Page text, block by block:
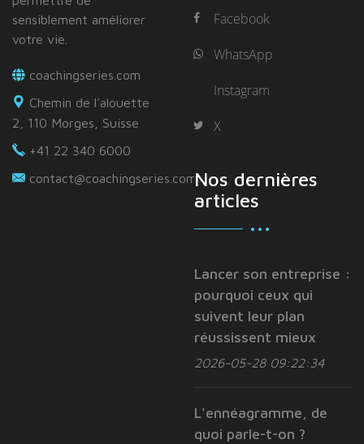
sensiblement améliorer
votre vie.
coachingseries.com
Chemin de l'alouette
2, 110 Morges, Suisse
+41 22 340 6000
contact@coachingseries.com
Facebook
WhatsApp
Instagram
X
Nos dernières
articles
Lancer son entreprise :
pourquoi ceux qui
suivent leur plan
réussissent mieux
2026-05-28 09:22:34
L'ennéagramme, de
quoi parle-t-on ?